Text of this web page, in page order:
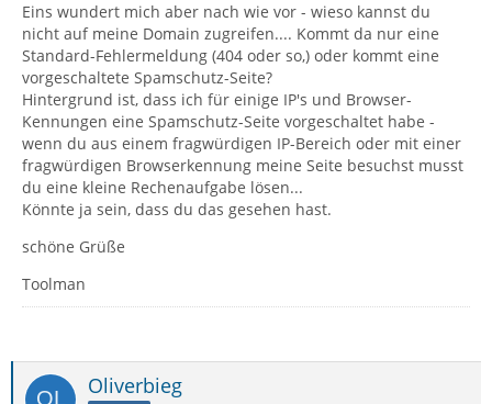
Eins wundert mich aber nach wie vor - wieso kannst du
nicht auf meine Domain zugreifen.... Kommt da nur eine
Standard-Fehlermeldung (404 oder so,) oder kommt eine
vorgeschaltete Spamschutz-Seite?
Hintergrund ist, dass ich für einige IP's und Browser-
Kennungen eine Spamschutz-Seite vorgeschaltet habe -
wenn du aus einem fragwürdigen IP-Bereich oder mit einer
fragwürdigen Browserkennung meine Seite besuchst musst
du eine kleine Rechenaufgabe lösen...
Könnte ja sein, dass du das gesehen hast.
schöne Grüße
Toolman
Oliverbieg